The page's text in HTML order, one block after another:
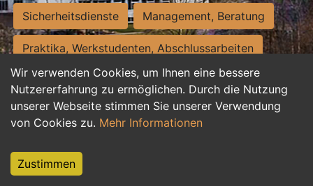
Wir verwenden Cookies, um Ihnen eine bessere
Nutzererfahrung zu ermöglichen. Durch die Nutzung
unserer Webseite stimmen Sie unserer Verwendung
von Cookies zu. Mehr Informationen
Zustimmen
Sicherheitsdienste Management, Beratung
Praktika, Werkstudenten, Abschlussarbeiten
Personalwesen Assistenz, Sekretariat
Hilfskräfte, Aushilfs- und Nebenjobs
Weiterbildung, Studium, duale Ausbildung